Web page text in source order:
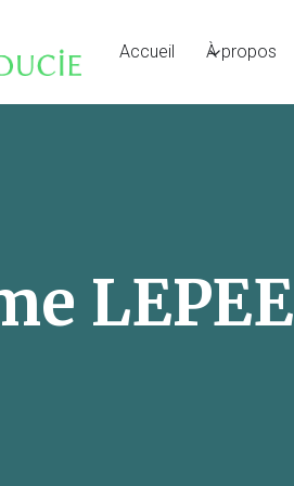
Accueil À propos
LEPEE